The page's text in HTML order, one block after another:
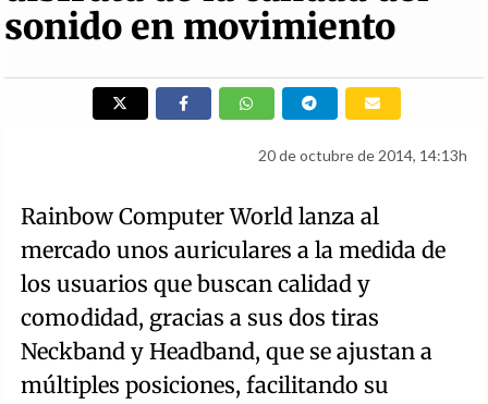
sonido en movimiento
20 de octubre de 2014, 14:13h
Rainbow Computer World lanza al
mercado unos auriculares a la medida de
los usuarios que buscan calidad y
comodidad, gracias a sus dos tiras
Neckband y Headband, que se ajustan a
múltiples posiciones, facilitando su